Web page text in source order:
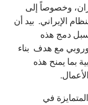
وخصوصاً إلى
الإيراني. بيد أن
دمج هذه
مع هدف بناء
بما يمنح هذه
في